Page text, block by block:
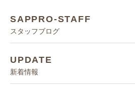
SAPPRO-STAFF
スタッフブログ
UPDATE
新着情報